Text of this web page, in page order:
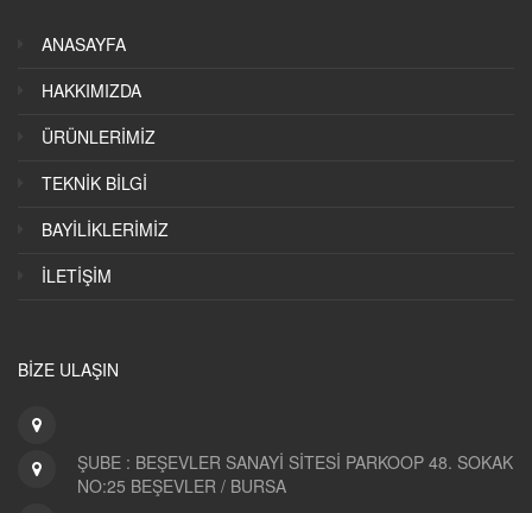
ANASAYFA
HAKKIMIZDA
ÜRÜNLERİMİZ
TEKNİK BİLGİ
BAYİLİKLERİMİZ
İLETİŞİM
BİZE ULAŞIN
ŞUBE : BEŞEVLER SANAYİ SİTESİ PARKOOP 48. SOKAK
NO:25 BEŞEVLER / BURSA